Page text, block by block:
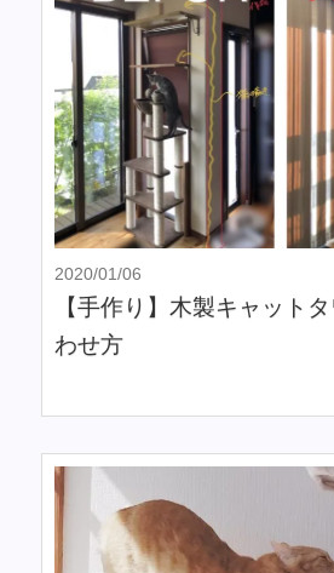
2020/01/06
【手作り】木製キャット
わせ方